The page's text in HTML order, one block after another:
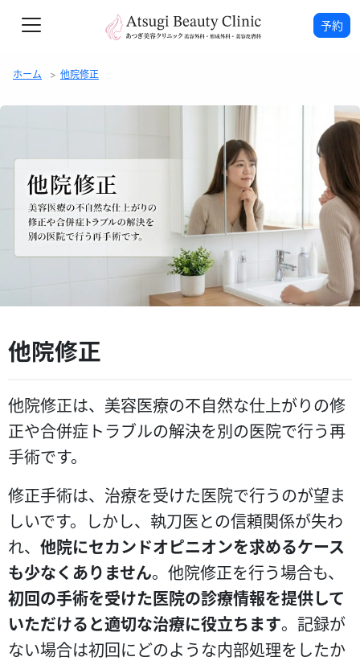
予約
ホーム 他院修正
他院修正
他院修正は、美容医療の不自然な仕上がりの修
正や合併症トラブルの解決を別の医院で行う再
手術です。
修正手術は、治療を受けた医院で行うのが望ま
しいです。しかし、執刀医との信頼関係が失わ
れ、 他院にセカンドオピニオンを求めるケース
も少なくありません。他院修正を行う場合も、
初回の手術を受けた医院の診療情報を提供して
いただけると適切な治療に役立ちます。記録が
ない場合は初回にどのような内部処理をしたか